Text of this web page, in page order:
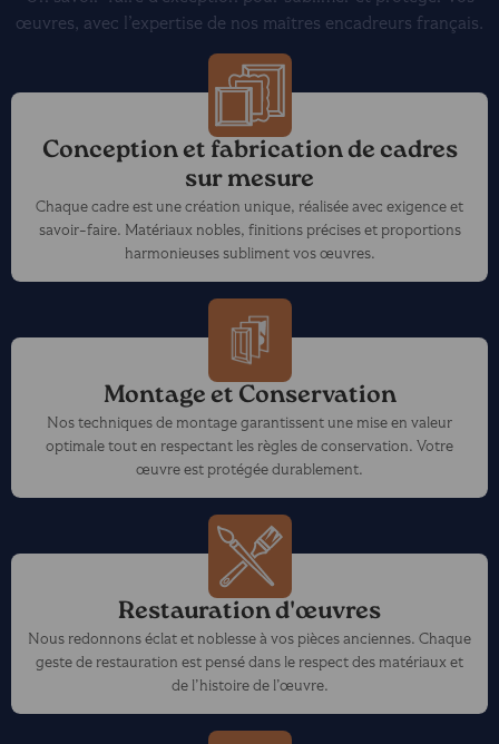
œuvres, avec l’expertise de nos maîtres encadreurs français.
Conception et fabrication de cadres
sur mesure
Chaque cadre est une création unique, réalisée avec exigence et
savoir-faire. Matériaux nobles, finitions précises et proportions
harmonieuses subliment vos œuvres.
Montage et Conservation
Nos techniques de montage garantissent une mise en valeur
optimale tout en respectant les règles de conservation. Votre
œuvre est protégée durablement.
Restauration d'œuvres
Nous redonnons éclat et noblesse à vos pièces anciennes. Chaque
geste de restauration est pensé dans le respect des matériaux et
de l’histoire de l’œuvre.